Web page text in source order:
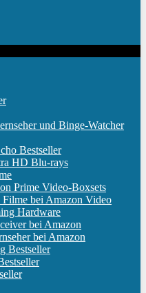
und Binge-Watcher
Bestseller
HD Blu-rays
Prime Video-Boxsets
Filme bei Amazon Video
Hardware
bei Amazon
bei Amazon
Bestseller